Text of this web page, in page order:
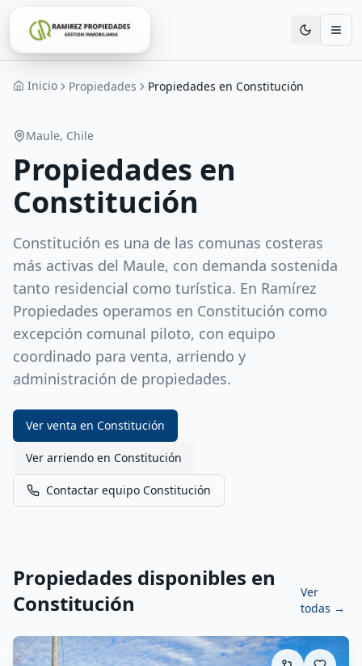
Inicio Propiedades Propiedades en Constitución
Maule, Chile
Propiedades en
Constitución
Constitución es una de las comunas costeras
más activas del Maule, con demanda sostenida
tanto residencial como turística. En Ramírez
Propiedades operamos en Constitución como
excepción comunal piloto, con equipo
coordinado para venta, arriendo y
administración de propiedades.
Ver venta en Constitución
Ver arriendo en Constitución
Contactar equipo Constitución
Propiedades disponibles en
Constitución
Ver
todas →